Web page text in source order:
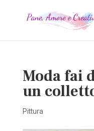
Moda fai
un
Pittura